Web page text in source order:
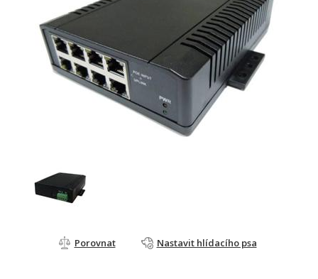
Porovnat Nastavit hlídacího psa